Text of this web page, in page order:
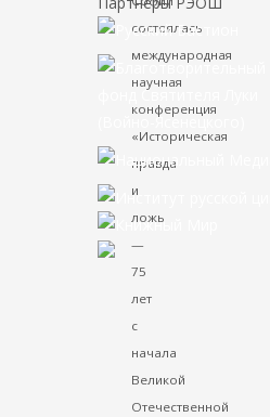
состоялась
международная
научная
конференция
«Историческая
правда
и
ложь
—
75
лет
с
начала
Великой
Отечественной